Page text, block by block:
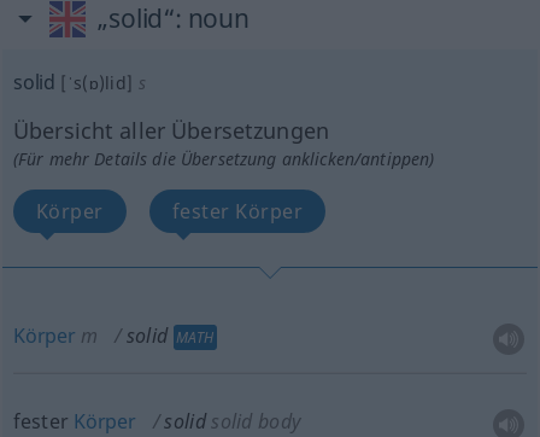
„solid“: noun
solid [ˈs(ɒ)lid] s
Übersicht aller Übersetzungen
(Für mehr Details die Übersetzung anklicken/antippen)
Körper fester Körper
Körper m solid MATH
fester Körper solid solid body